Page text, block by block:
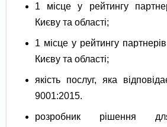
1 місце у рейтингу
Києву та області;
1 місце у рейтингу
Києву та області;
якість послуг, яка
9001:2015.
розробник рішення